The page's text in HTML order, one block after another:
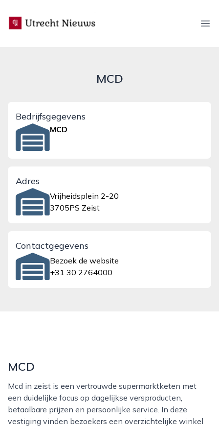
utrecht-nieuws.nl
MCD
Bedrijfsgegevens
MCD
Adres
Vrijheidsplein 2-20
3705PS Zeist
Contactgegevens
Bezoek de website
+31 30 2764000
MCD
Mcd in zeist is een vertrouwde supermarktketen met
een duidelijke focus op dagelijkse versproducten,
betaalbare prijzen en persoonlijke service. In deze
vestiging vinden bezoekers een overzichtelijke winkel